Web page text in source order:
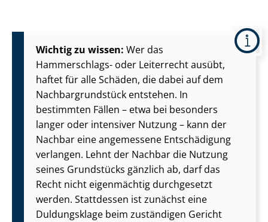
Wichtig zu wissen: Wer das
Hammerschlags- oder Leiterrecht ausübt,
haftet für alle Schäden, die dabei auf dem
Nach­bar­grund­stück entstehen. In
bestimmten Fällen – etwa bei besonders
langer oder intensiver Nutzung – kann der
Nachbar eine angemessene Entschädigung
verlangen. Lehnt der Nachbar die Nutzung
seines Grundstücks gänzlich ab, darf das
Recht nicht eigenmächtig durchgesetzt
werden. Stattdessen ist zunächst eine
Duldungsklage beim zuständigen Gericht